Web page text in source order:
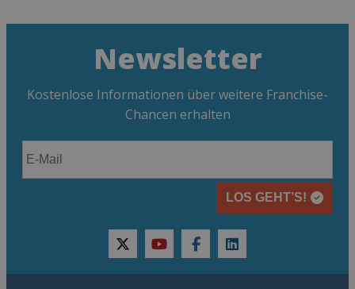
Newsletter
Kostenlose Informationen über weitere Franchise-
Chancen erhalten
LOS GEHT’S!
twitteryoutubefacebooklinkedin